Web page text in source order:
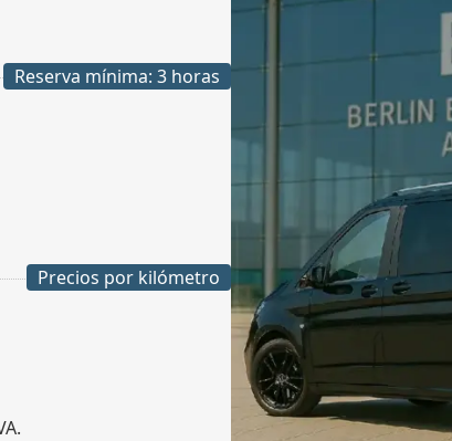
Reserva mínima: 3 horas
Precios por kilómetro